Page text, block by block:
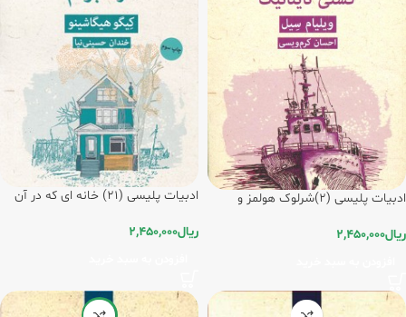
ادبیات پلیسی (2)شرلوک هولمز و
ریال2,450,000
ادبیات پلیسی (21) خانه ای که در آن
ریال2,450,000